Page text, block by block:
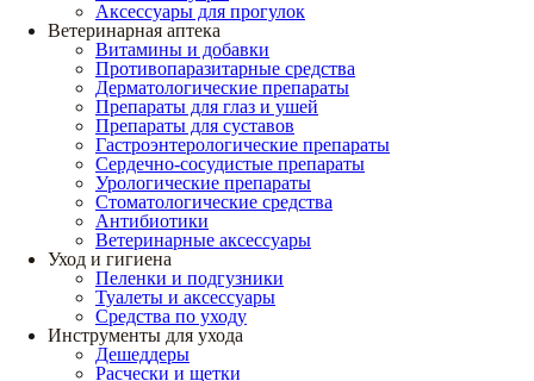
Аксессуары для прогулок
Ветеринарная аптека
Витамины и добавки
Противопаразитарные средства
Дерматологические препараты
Препараты для глаз и ушей
Препараты для суставов
Гастроэнтерологические препараты
Сердечно-сосудистые препараты
Урологические препараты
Стоматологические средства
Антибиотики
Ветеринарные аксессуары
Уход и гигиена
Пеленки и подгузники
Туалеты и аксессуары
Средства по уходу
Инструменты для ухода
Дешеддеры
Расчески и щетки